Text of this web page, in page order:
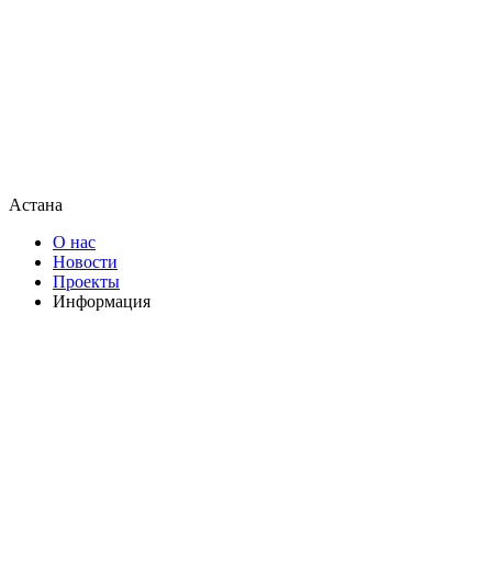
Астана
О нас
Новости
Проекты
Информация